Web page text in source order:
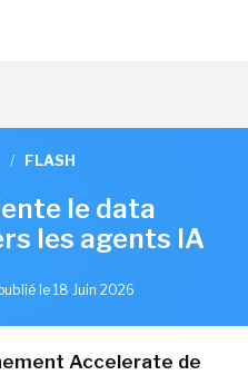
/ FLASH
le data
les agents IA
le 18 Juin 2026
Accelerate de